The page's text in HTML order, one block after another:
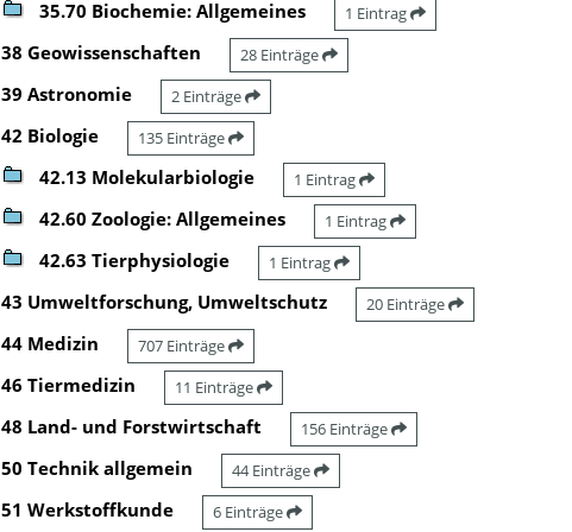
35.70 Biochemie: Allgemeines 1 Eintrag
38 Geowissenschaften 28 Einträge
39 Astronomie 2 Einträge
42 Biologie 135 Einträge
42.13 Molekularbiologie 1 Eintrag
42.60 Zoologie: Allgemeines 1 Eintrag
42.63 Tierphysiologie 1 Eintrag
43 Umweltforschung, Umweltschutz 20 Einträge
44 Medizin 707 Einträge
46 Tiermedizin 11 Einträge
48 Land- und Forstwirtschaft 156 Einträge
50 Technik allgemein 44 Einträge
51 Werkstoffkunde 6 Einträge